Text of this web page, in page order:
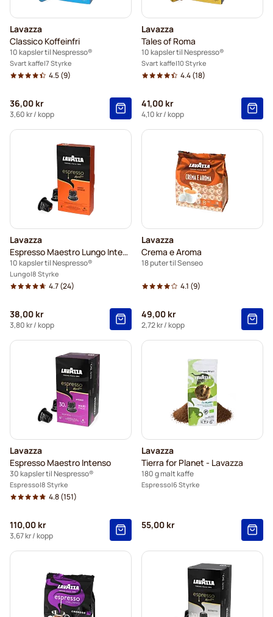
Lavazza
Classico Koffeinfri
10 kapsler til Nespresso®
Svart kaffe 7 Styrke
4.5(9)
36,00 kr
3,60 kr/ kopp
Lavazza
Tales of Roma
10 kapsler til Nespresso®
Svart kaffe 10 Styrke
4.4(18)
41,00 kr
4,10 kr/ kopp
Lavazza
Espresso Maestro Lungo Intenso
10 kapsler til Nespresso®
Lungo 8 Styrke
4.7(24)
38,00 kr
3,80 kr/ kopp
Lavazza
Crema e Aroma
18 puter til Senseo
4.1 (9)
49,00 kr
2,72 kr/ kopp
Lavazza
Espresso Maestro Intenso
30 kapsler til Nespresso®
Espresso 8 Styrke
4.8(151)
110,00 kr
3,67 kr/ kopp
Lavazza
Tierra for Planet - Lavazza
180 g malt kaffe
Espresso 6 Styrke
55,00 kr